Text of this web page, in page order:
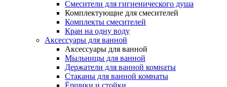
Смесители для гигиенического душа
Комплектующие для смесителей
Комплекты смесителей
Кран на одну воду
Аксессуары для ванной
Аксессуары для ванной
Мыльницы для ванной
Держатели для ванной комнаты
Стаканы для ванной комнаты
Ёршики и стойки